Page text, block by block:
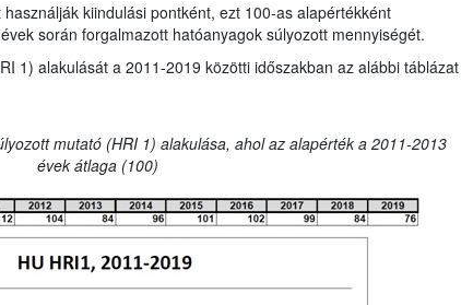
kiindulási pontként, ezt 100-as alapértékként
során forgalmazott hatóanyagok súlyozott mennyiségét.
1) alakulását a 2011-2019 közötti időszakban az alábbi táblázat
mutató (HRI 1) alakulása, ahol az alapérték a 2011-2013
évek átlaga (100)